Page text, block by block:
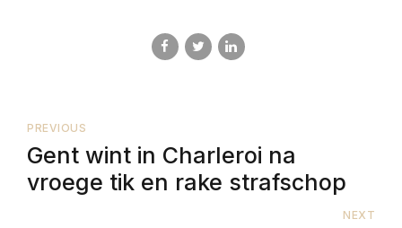
PREVIOUS
Gent wint in Charleroi na
vroege tik en rake strafschop
NEXT